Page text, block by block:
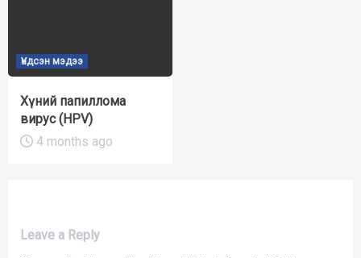
Үндсэн мэдээ
Хүний папиллома
вирус (HPV)
4 months ago
Leave a Reply